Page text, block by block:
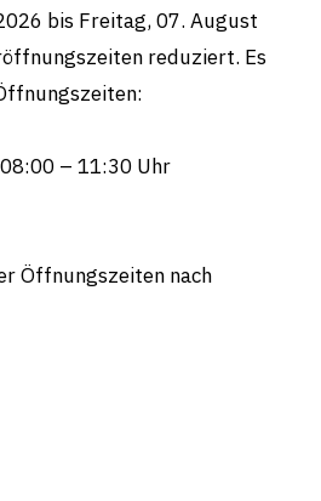
bis Freitag, 07. August
reduziert. Es
– 11:30 Uhr
Öffnungszeiten nach